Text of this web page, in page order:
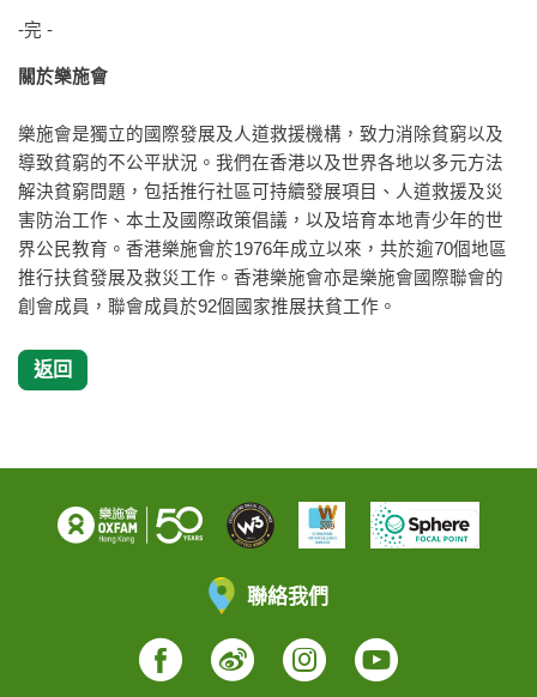
-完 -
關於樂施會
樂施會是獨立的國際發展及人道救援機構，致力消除貧窮以及
導致貧窮的不公平狀況。我們在香港以及世界各地以多元方法
解決貧窮問題，包括推行社區可持續發展項目、人道救援及災
害防治工作、本土及國際政策倡議，以及培育本地青少年的世
界公民教育。香港樂施會於1976年成立以來，共於逾70個地區
推行扶貧發展及救災工作。香港樂施會亦是樂施會國際聯會的
創會成員，聯會成員於92個國家推展扶貧工作。
返回
聯絡我們